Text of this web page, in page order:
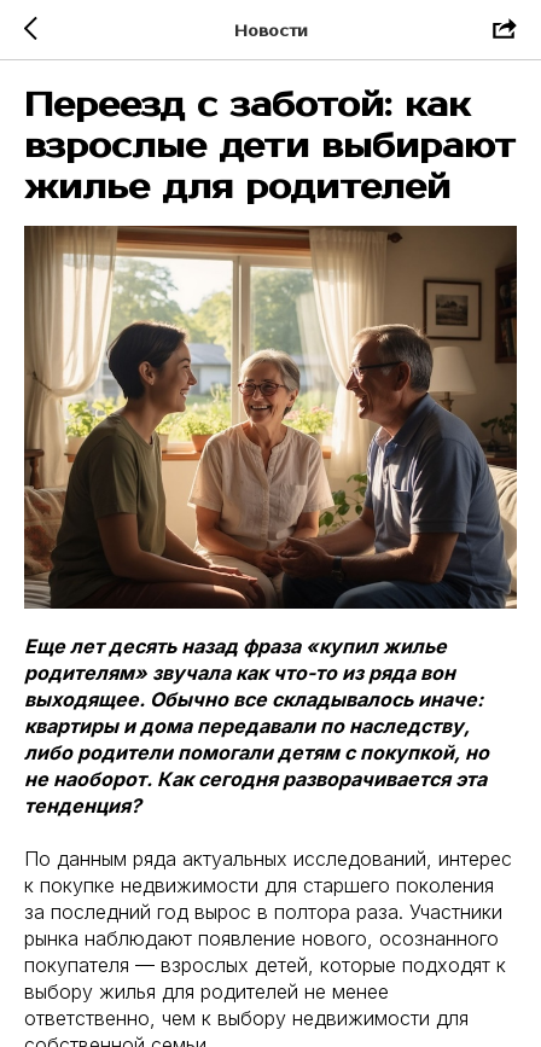
Новости
Переезд с заботой: как
взрослые дети выбирают
жилье для родителей
Еще лет десять назад фраза «купил жилье
родителям» звучала как что-то из ряда вон
выходящее. Обычно все складывалось иначе:
квартиры и дома передавали по наследству,
либо родители помогали детям с покупкой, но
не наоборот. Как сегодня разворачивается эта
тенденция?
По данным ряда актуальных исследований, интерес
к покупке недвижимости для старшего поколения
за последний год вырос в полтора раза. Участники
рынка наблюдают появление нового, осознанного
покупателя — взрослых детей, которые подходят к
выбору жилья для родителей не менее
ответственно, чем к выбору недвижимости для